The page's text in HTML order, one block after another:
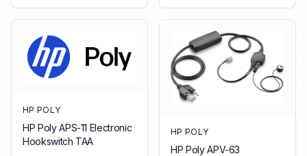
HP POLY
HP Poly APS-11 Electronic
Hookswitch TAA
HP POLY
HP Poly APV-63